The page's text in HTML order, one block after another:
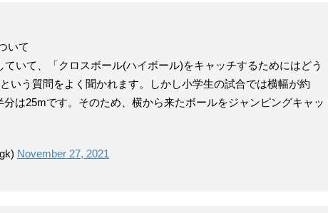
いて
いて、「クロスボール(ハイボール)をキャッチするためにはどう
いう質問をよく聞かれます。しかし小学生の試合では横幅が約
は25mです。そのため、横から来たボールをジャンピングキャッ
November 27, 2021